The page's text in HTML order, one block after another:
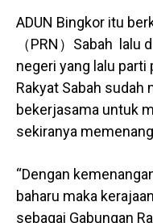
ADUN Bingkor itu
（PRN）Sabah lalu
negeri yang lalu parti
Rakyat Sabah sudah
bekerjasama untuk
sekiranya
“Dengan
baharu maka
sebagai Gabungan